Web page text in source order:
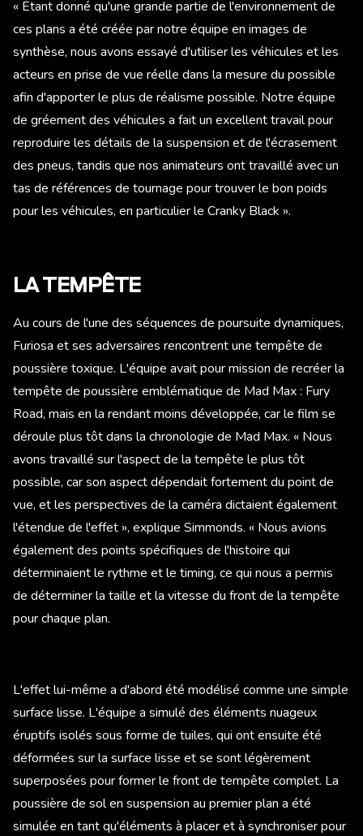
« Étant donné qu'une grande partie de l'environnement de
ces plans a été créée par notre équipe en images de
synthèse, nous avons essayé d'utiliser les véhicules et les
acteurs en prise de vue réelle dans la mesure du possible
afin d'apporter le plus de réalisme possible. Notre équipe
de gréement des véhicules a fait un excellent travail pour
reproduire les détails de la suspension et de l'écrasement
des pneus, tandis que nos animateurs ont travaillé avec un
tas de références de tournage pour trouver le bon poids
pour les véhicules, en particulier le Cranky Black ».
LA TEMPÊTE
Au cours de l'une des séquences de poursuite dynamiques,
Furiosa et ses adversaires rencontrent une tempête de
poussière toxique. L'équipe avait pour mission de recréer la
tempête de poussière emblématique de Mad Max : Fury
Road, mais en la rendant moins développée, car le film se
déroule plus tôt dans la chronologie de Mad Max. « Nous
avons travaillé sur l'aspect de la tempête le plus tôt
possible, car son aspect dépendait fortement du point de
vue, et les perspectives de la caméra dictaient également
l'étendue de l'effet », explique Simmonds. « Nous avions
également des points spécifiques de l'histoire qui
déterminaient le rythme et le timing, ce qui nous a permis
de déterminer la taille et la vitesse du front de la tempête
pour chaque plan.
L'effet lui-même a d'abord été modélisé comme une simple
surface lisse. L'équipe a simulé des éléments nuageux
éruptifs isolés sous forme de tuiles, qui ont ensuite été
déformées sur la surface lisse et se sont légèrement
superposées pour former le front de tempête complet. La
poussière de sol en suspension au premier plan a été
simulée en tant qu'éléments à placer et à synchroniser pour